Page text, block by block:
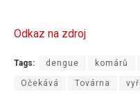
Odkaz na zdroj
Tags: dengue komárů
Očekává Továrna